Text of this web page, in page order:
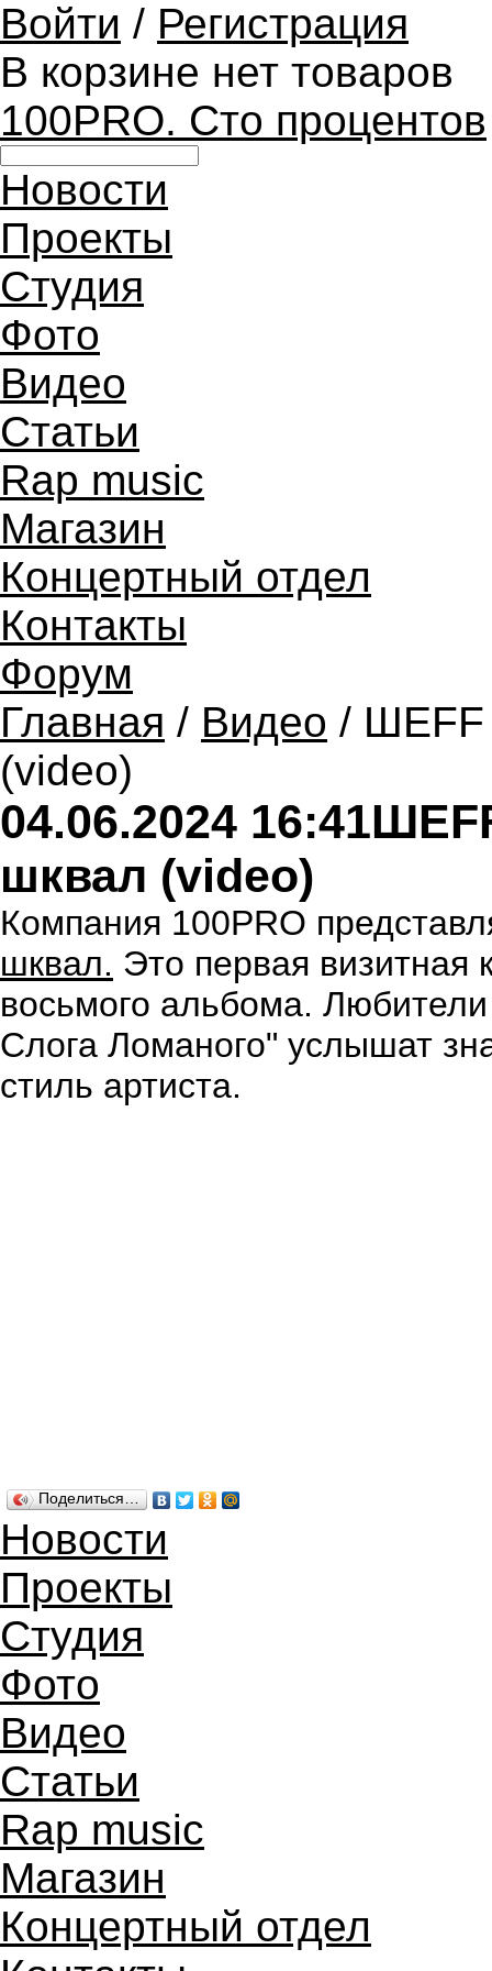
Войти / Регистрация
В корзине нет товаров
100PRO. Сто процентов
Новости
Проекты
Студия
Фото
Видео
Статьи
Rap music
Магазин
Концертный отдел
Контакты
Форум
Главная / Видео / ШЕFF
(video)
04.06.2024 16:41
шквал (video)
Компания 100PRO
шквал. Это первая визитная
восьмого альбома.
Слога Ломаного" услышат
стиль артиста.
Поделиться…
Новости
Проекты
Студия
Фото
Видео
Статьи
Rap music
Магазин
Концертный отдел